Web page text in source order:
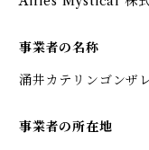
事業者の名称
涌井カテリンゴンザ
事業者の所在地